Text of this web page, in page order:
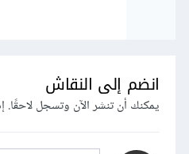
انضم إلى النقاش
يمكنك أن تنشر الآن وتسجل